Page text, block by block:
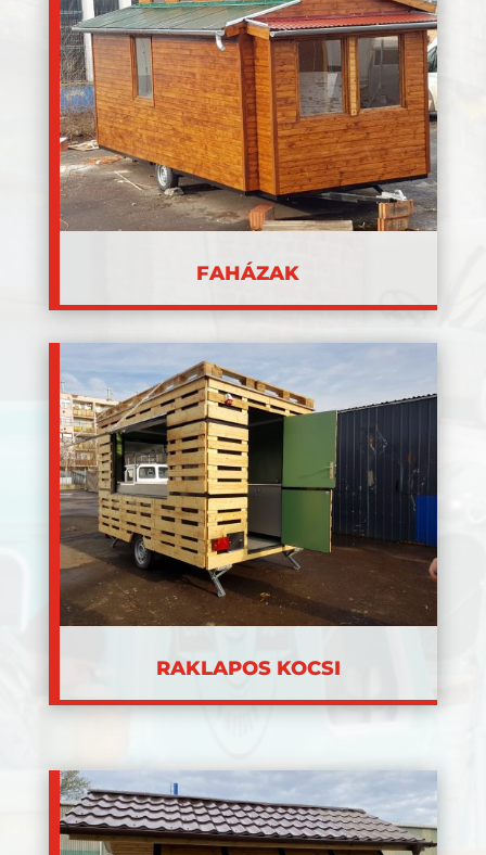
FAHÁZAK
RAKLAPOS KOCSI